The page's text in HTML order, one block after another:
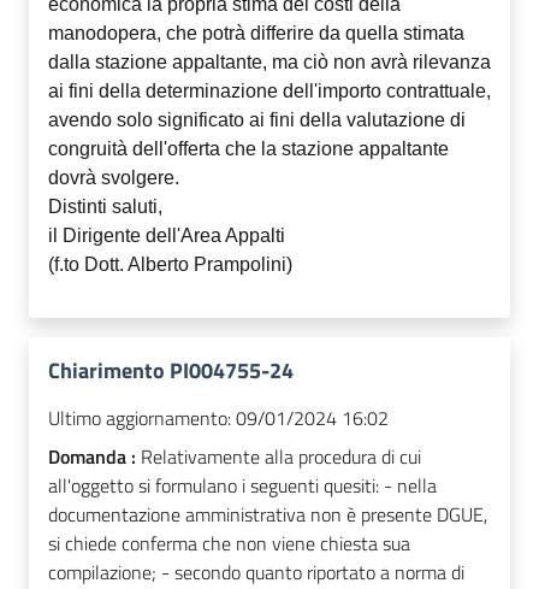
economica la propria stima dei costi della
manodopera, che potrà differire da quella stimata
dalla stazione appaltante, ma ciò non avrà rilevanza
ai fini della determinazione dell'importo contrattuale,
avendo solo significato ai fini della valutazione di
congruità dell'offerta che la stazione appaltante
dovrà svolgere.
Distinti saluti,
il Dirigente dell'Area Appalti
(f.to Dott. Alberto Prampolini)
Chiarimento PI004755-24
Ultimo aggiornamento:09/01/2024 16:02
Domanda : Relativamente alla procedura di cui
all'oggetto si formulano i seguenti quesiti: - nella
documentazione amministrativa non è presente DGUE,
si chiede conferma che non viene chiesta sua
compilazione; - secondo quanto riportato a norma di